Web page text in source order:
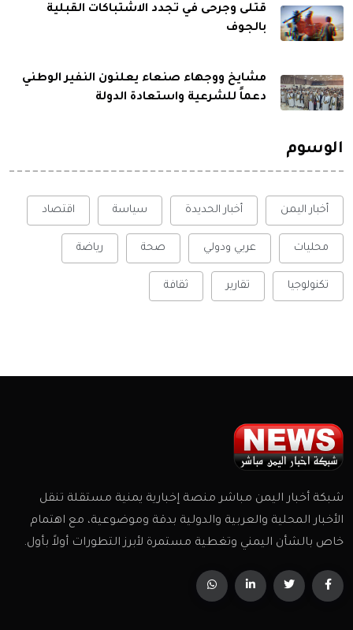
قتلى وجرحى في تجدد الاشتباكات القبلية
بالجوف
مشايخ ووجهاء صنعاء يعلنون النفير الوطني
دعماً للشرعية واستعادة الدولة
الوسوم
أخبار اليمن أخبار الحديدة سياسة اقتصاد
محليات عربي ودولي صحة رياضة
تكنولوجيا تقارير ثقافة
شبكة أخبار اليمن مباشر منصة إخبارية يمنية مستقلة تنقل
الأخبار المحلية والعربية والدولية بدقة وموضوعية، مع اهتمام
خاص بالشأن اليمني وتغطية مستمرة لأبرز التطورات أولاً بأول.